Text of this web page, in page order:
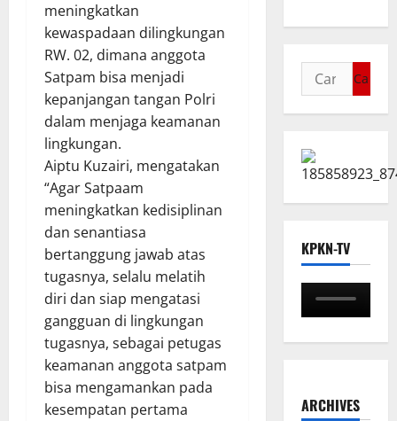
meningkatkan
kewaspadaan dilingkungan
RW. 02, dimana anggota
Satpam bisa menjadi
kepanjangan tangan Polri
dalam menjaga keamanan
lingkungan.
Aiptu Kuzairi, mengatakan
“Agar Satpaam
meningkatkan kedisiplinan
dan senantiasa
bertanggung jawab atas
tugasnya, selalu melatih
diri dan siap mengatasi
gangguan di lingkungan
tugasnya, sebagai petugas
keamanan anggota satpam
bisa mengamankan pada
kesempatan pertama
KPKN-TV
ARCHIVES